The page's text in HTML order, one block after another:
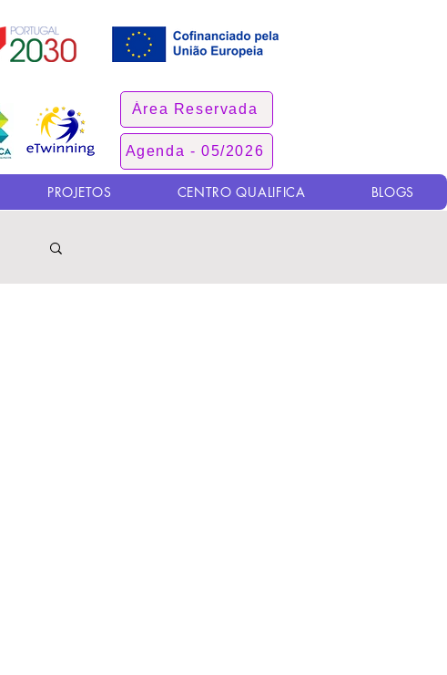
Área Reservada
Agenda - 05/2026
PROJETOS CENTRO QUALIFICA BLOGS